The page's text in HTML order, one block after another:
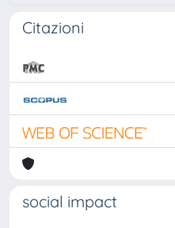
Citazioni
social impact